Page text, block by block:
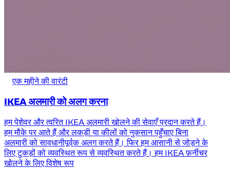
एक महीने की वारंटी
IKEA अलमारी को अलग करना
हम पेशेवर और त्वरित IKEA अलमारी खोलने की सेवाएँ प्रदान करते हैं।
हम मौके पर आते हैं और लकड़ी या कीलों को नुकसान पहुँचाए बिना
अलमारी को सावधानीपूर्वक अलग करते हैं। फिर हम आसानी से जोड़ने के
लिए टुकड़ों को व्यवस्थित रूप से व्यवस्थित करते हैं। हम IKEA फ़र्नीचर
खोलने के लिए विशेष रूप